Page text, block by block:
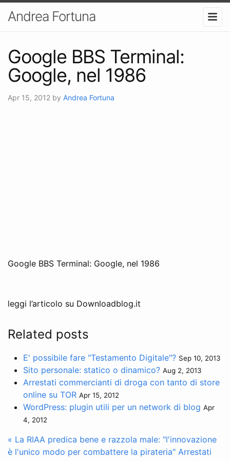
Andrea Fortuna
Google BBS Terminal:
Google, nel 1986
Apr 15, 2012 by Andrea Fortuna
Google BBS Terminal: Google, nel 1986
leggi l’articolo su Downloadblog.it
Related posts
E' possibile fare "Testamento Digitale"? Sep 10, 2013
Sito personale: statico o dinamico? Aug 2, 2013
Arrestati commercianti di droga con tanto di store
online su TOR Apr 15, 2012
WordPress: plugin utili per un network di blog Apr
4, 2012
« La RIAA predica bene e razzola male: "l'innovazione
è l'unico modo per combattere la pirateria" Arrestati